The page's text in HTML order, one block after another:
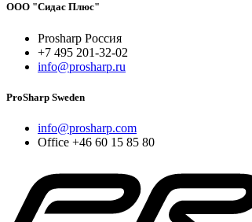
ООО "Сидас Плюс"
Prosharp Россия
+7 495 201-32-02
info@prosharp.ru
ProSharp Sweden
info@prosharp.com
Office +46 60 15 85 80